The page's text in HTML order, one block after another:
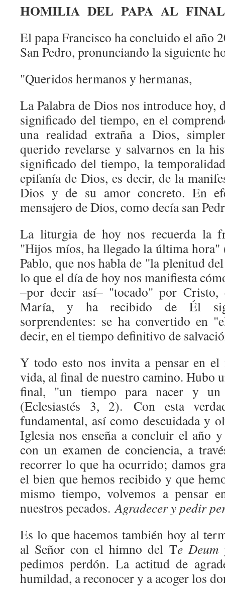
HOMILIA DEL PAPA AL
El papa Francisco ha concluido el año
San Pedro, pronunciando la siguiente
"Queridos hermanos y hermanas,
La Palabra de Dios nos introduce hoy,
significado del tiempo, en el
una realidad extraña a Dios,
querido revelarse y salvarnos en la
significado del tiempo, la
epifanía de Dios, es decir, de la
Dios y de su amor concreto. En
mensajero de Dios, como decía san
La liturgia de hoy nos recuerda la
"Hijos míos, ha llegado la última hora"
Pablo, que nos habla de "la plenitud
lo que el día de hoy nos manifiesta
–por decir así– "tocado" por
María, y ha recibido de Él
sorprendentes: se ha convertido en
decir, en el tiempo definitivo de
Y todo esto nos invita a pensar en
vida, al final de nuestro camino. Hubo
final, "un tiempo para nacer y
(Eclesiastés 3, 2). Con esta
fundamental, así como descuidada y
Iglesia nos enseña a concluir el año
con un examen de conciencia, a
recorrer lo que ha ocurrido; damos
el bien que hemos recibido y que
mismo tiempo, volvemos a pensar
nuestros pecados. Agradecer y pedir
Es lo que hacemos también hoy al
al Señor con el himno del Te Deum
pedimos perdón. La actitud de
humildad, a reconocer y a acoger los